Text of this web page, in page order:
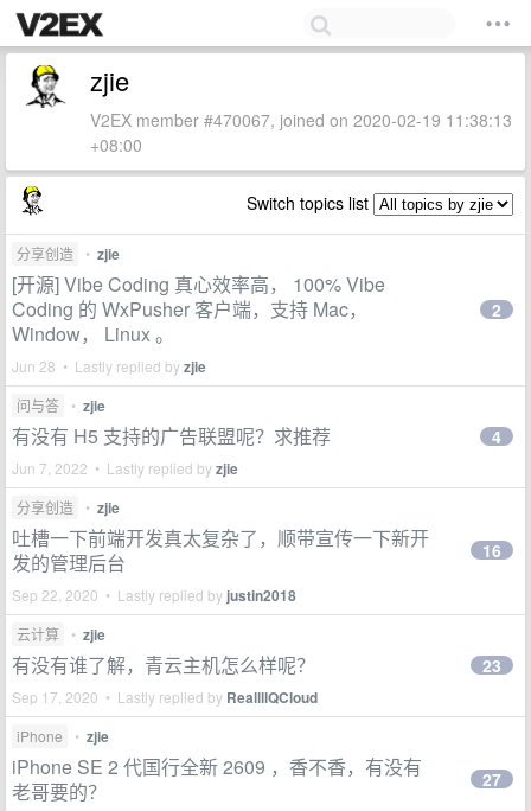
zjie
V2EX member #470067, joined on 2020-02-19 11:38:13
+08:00
Switch topics list
分享创造 • zjie
[开源] Vibe Coding 真心效率高， 100% Vibe
Coding 的 WxPusher 客户端，支持 Mac，
Window， Linux 。
Jun 28 • Lastly replied byzjie
2
问与答 • zjie
有没有 H5 支持的广告联盟呢？求推荐
Jun 7, 2022 • Lastly replied byzjie
4
分享创造 • zjie
吐槽一下前端开发真太复杂了，顺带宣传一下新开
发的管理后台
Sep 22, 2020 • Lastly replied by justin2018
16
云计算 • zjie
有没有谁了解，青云主机怎么样呢？
Sep 17, 2020 • Lastly replied by ReallllQCloud
23
iPhone • zjie
iPhone SE 2 代国行全新 2609 ，香不香，有没有
老哥要的？
27